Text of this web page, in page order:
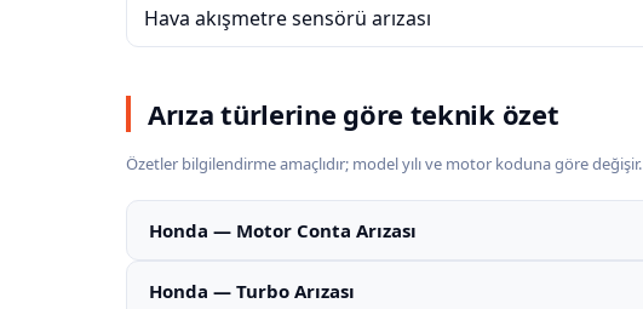
Hava akışmetre sensörü arızası
Arıza türlerine göre teknik özet
Özetler bilgilendirme amaçlıdır; model yılı ve motor koduna göre değişir.
Honda — Motor Conta Arızası
Honda — Turbo Arızası